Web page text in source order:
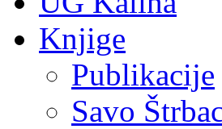
Knjige
Publikacije
Savo